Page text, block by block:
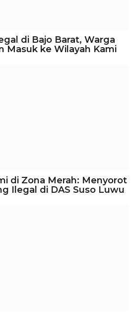
di Bajo Barat, Warga
Masuk ke Wilayah Kami
di Zona Merah: Menyorot
Ilegal di DAS Suso Luwu